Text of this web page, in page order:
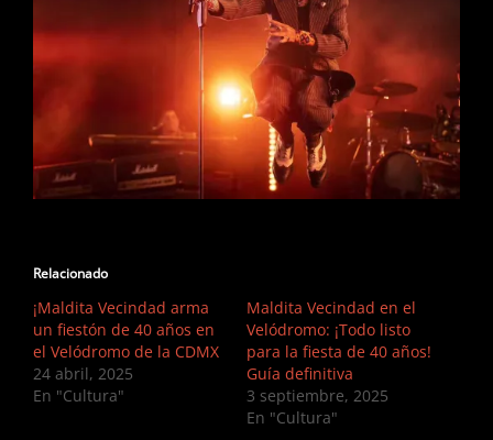
Relacionado
¡Maldita Vecindad arma
un fiestón de 40 años en
el Velódromo de la CDMX
24 abril, 2025
En "Cultura"
Maldita Vecindad en el
Velódromo: ¡Todo listo
para la fiesta de 40 años!
Guía definitiva
3 septiembre, 2025
En "Cultura"